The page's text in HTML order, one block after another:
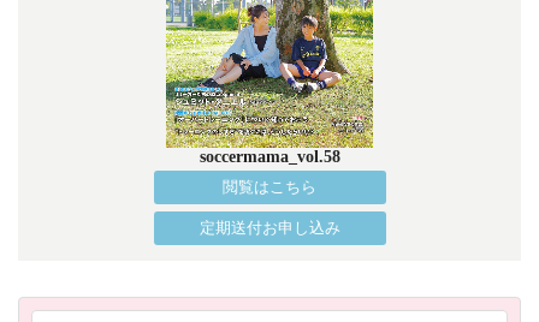
soccermama_vol.58
閲覧はこちら
定期送付お申し込み